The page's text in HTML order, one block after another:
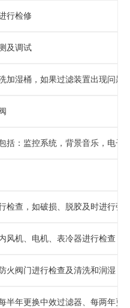
行检修
及调试
加湿桶，如果过滤装置出现问题
括：监控系统，背景音乐，电子
检查，如破损、脱胶及时进行弥
风机、电机、表冷器进行检查
火阀门进行检查及清洗和润湿
半年更换中效过滤器、每两年更